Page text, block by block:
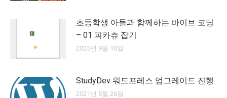
초등학생 아들과 함께하는 바이브 코딩
– 01 피카츄 잡기
2025년 9월 10일
StudyDev 워드프레스 업그레이드 진행
2021년 5월 26일